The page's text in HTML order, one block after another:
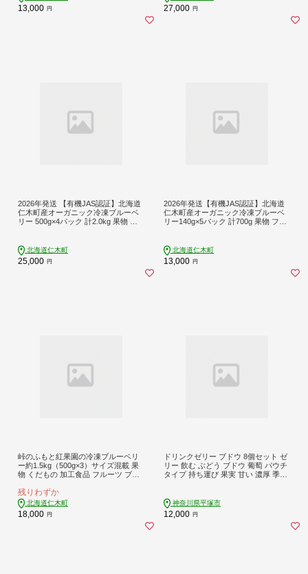
品】
13,000 円
ザート 返礼品】
27,000 円
2026年発送 【有機JAS認証】北海道
仁木町産オーガニック冷凍ブルーベ
リー 500g×4パック 計2.0kg 果物 フ
然農園]
北海道仁木町
25,000 円
2026年発送【有機JAS認証】北海道
仁木町産オーガニック冷凍ブルーベ
リー140g×5パック 計700g 果物 フル
農園]北海道仁木町
13,000 円
峠のふもと紅果園の冷凍ブルーベリ
ー約1.5kg（500g×3）サイズ混載 果
物 くだもの 加工食品 フルーツ ブル
残りわずか
北海道仁木町
18,000 円
ドリンクゼリー ブドウ 8個セット ゼ
リー 飲む ぶどう ブドウ 葡萄 パウチ
タイプ 持ち運び 果実 甘い 濃厚 季節
市 神奈川県平塚市
12,000 円